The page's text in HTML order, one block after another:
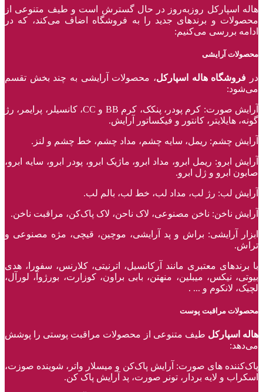
هاله اسپارکل روزبه‌روز در حال گسترش است و طیف متنوعی از
محصولات و برند‌های جدید را به فروشگاه اضاف می‌کند، که در
ادامه بررسی می‌کنیم:
محصولات آرایشی
در فروشگاه هاله اسپارکل، محصولات آرایشی به چند بخش تقسم
می‌شود:
آرایش صورت: کرم پودر، پنکک، کرم BB و CC، کانسیلر، پرایمر، رژ‌
گونه، هایلایتر، کانتور و فیکساتور آرایش.
آرایش چشم: ریمل، سایه چشم، مداد چشم، خط چشم و لنز.
آرایش ابرو: ریمل ابرو، مداد ابرو، ماژیک ابرو، پودر ابرو، سایه ابرو،
صابون ابرو و ژل ابرو.
آرایش لب: رژ لب، مداد لب، خط لب، بالم لب.
آرایش ناخن: ناخن مصنوعی، لاک ناحن، لاک پاک‌کن، مراقبت ناخن.
ابزار آرایشی: براش و پد آرایشی، موچین، قیچی، مژه مصنوعی و
تراش.
با برند‌های معتبری مانند آرکانسیل، اترنیتی، کلارنس، سفورا، هدی
بیوتی، نیکس، میبلین، منهتن، بابی براون، کوزارت، بورژوآ، لورآل،
لچیک، لانکوم و ... .
محصولات مراقبت پوست
هاله اسپارکل طیف متنوعی از محصولات مراقبت پوستی را پوشش
می‌دهد:
پاک‌کننده ‌های صورت: آرایش پاک‌کن و میسلار واتر، شوینده صوزت،
اسکراب و لایه بردار، تونر صورت، پد آرایش پاک کن.